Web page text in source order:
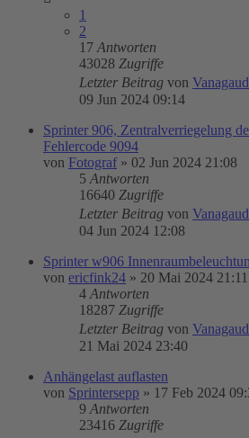
1
2
17 Antworten
43028 Zugriffe
Letzter Beitrag von
09 Jun 2024 09:14
Sprinter 906, Zentralverriegelung
Fehlercode 9094
von Fotograf » 02 Jun 2024 21:08
5 Antworten
16640 Zugriffe
Letzter Beitrag von
04 Jun 2024 12:08
Sprinter w906
von ericfink24 » 20 Mai 2024 21:11
4 Antworten
18287 Zugriffe
Letzter Beitrag von
21 Mai 2024 23:40
Anhängelast auflasten
von Sprintersepp » 17 Feb 2024
9 Antworten
23416 Zugriffe